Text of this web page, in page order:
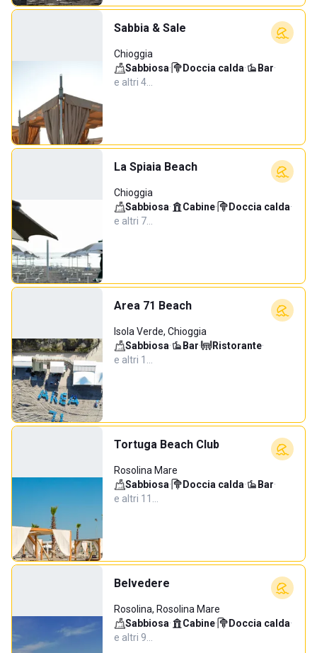
Sabbia & Sale
Chioggia
Sabbiosa· Doccia calda· Bar·
e altri 4…
La Spiaia Beach
Chioggia
Sabbiosa· Cabine· Doccia calda·
e altri 7…
Area 71 Beach
Isola Verde, Chioggia
Sabbiosa· Bar· Ristorante·
e altri 1…
Tortuga Beach Club
Rosolina Mare
Sabbiosa· Doccia calda· Bar·
e altri 11…
Belvedere
Rosolina, Rosolina Mare
Sabbiosa· Cabine· Doccia calda·
e altri 9…